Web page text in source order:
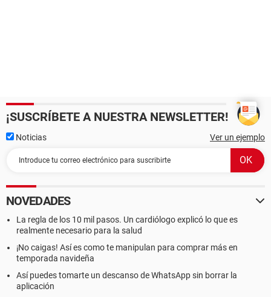
¡SUSCRÍBETE A NUESTRA NEWSLETTER!
Noticias Ver un ejemplo
NOVEDADES
La regla de los 10 mil pasos. Un cardiólogo explicó lo que es
realmente necesario para la salud
¡No caigas! Así es como te manipulan para comprar más en
temporada navideña
Así puedes tomarte un descanso de WhatsApp sin borrar la
aplicación